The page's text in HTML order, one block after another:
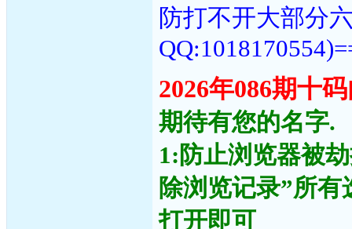
防打不开大部分
2026年086期十
期待有您的名字.
1:防止浏览器被
除浏览记录”所
打开即可